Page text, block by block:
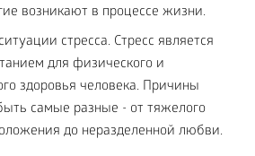
возникают в процессе жизни.
стресса. Стресс является
для физического и
здоровья человека. Причины
самые разные - от тяжелого
до неразделенной любви.